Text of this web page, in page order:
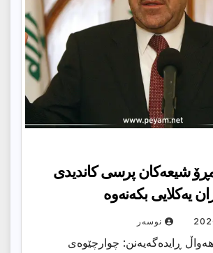
شیعه‌كان پرسی كاندیدی
یه‌كلایی بكه‌نه‌وه‌
نوسەر
ڕایدەگەیەنن: چوارچێوەی